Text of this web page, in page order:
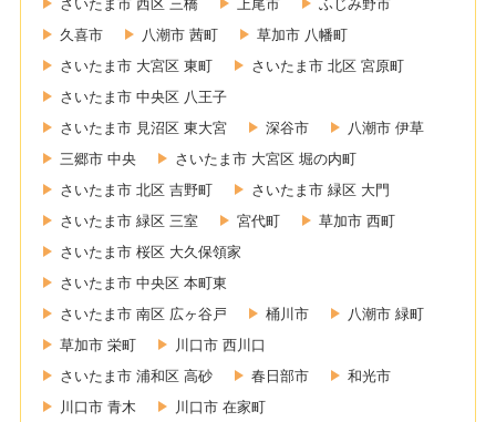
久喜市
八潮市 茜町
草加市 八幡町
さいたま市 大宮区 東町
さいたま市 北区 宮原町
さいたま市 中央区 八王子
さいたま市 見沼区 東大宮
深谷市
八潮市 伊草
三郷市 中央
さいたま市 大宮区 堀の内町
さいたま市 北区 吉野町
さいたま市 緑区 大門
さいたま市 緑区 三室
宮代町
草加市 西町
さいたま市 桜区 大久保領家
さいたま市 中央区 本町東
さいたま市 南区 広ヶ谷戸
桶川市
八潮市 緑町
草加市 栄町
川口市 西川口
さいたま市 浦和区 高砂
春日部市
和光市
川口市 青木
川口市 在家町